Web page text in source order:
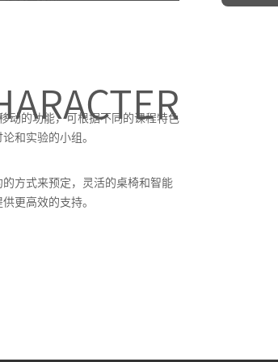
动的功能，可根据不同的课程特色
和实验的小组。
方式来预定，灵活的桌椅和智能
更高效的支持。